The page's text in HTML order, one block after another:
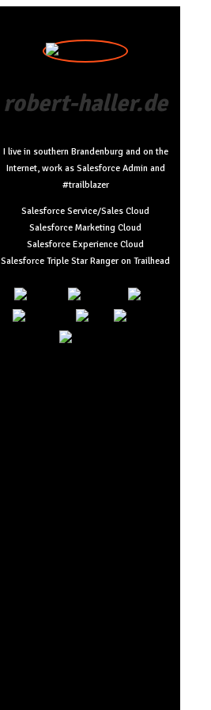
robert-haller.de
I live in southern Brandenburg and on the
Internet, work as Salesforce Admin and
#trailblazer
Salesforce Service/Sales Cloud
Salesforce Marketing Cloud
Salesforce Experience Cloud
Salesforce Triple Star Ranger on Trailhead